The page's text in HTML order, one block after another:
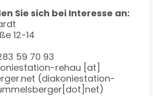
Sie sich bei Interesse an:
12-14
59 70 93
rehau [at]
(diakoniestation-